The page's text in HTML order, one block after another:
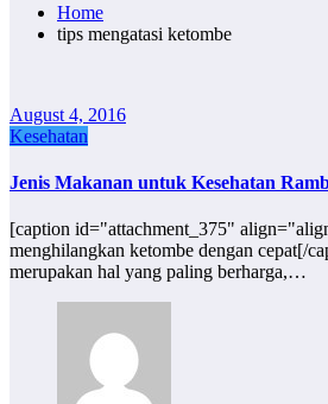
Home
tips mengatasi ketombe
August 4, 2016
Kesehatan
Jenis Makanan untuk Kesehatan
[caption id="attachment_375"
menghilangkan ketombe dengan cepat[/
merupakan hal yang paling berharga,…